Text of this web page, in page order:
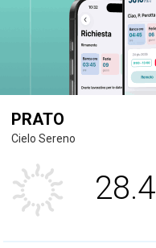
PRATO
Cielo Sereno
28.4